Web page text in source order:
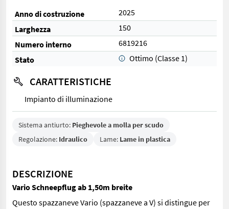
Anno di costruzione
2025
Larghezza
150
Numero interno
6819216
Stato
Ottimo (Classe 1)
CARATTERISTICHE
Impianto di illuminazione
Sistema antiurto: Pieghevole a molla per scudo
Regolazione: Idraulico Lame: Lame in plastica
DESCRIZIONE
Vario Schneepflug ab 1,50m breite
Questo spazzaneve Vario (spazzaneve a V) si distingue per